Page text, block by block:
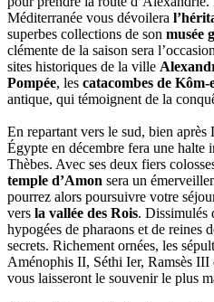
Méditerranée vous dévoilera
superbes collections de son musée
clémente de la saison sera
sites historiques de la ville
Pompée, les catacombes de
antique, qui témoignent de la
En repartant vers le sud, bien
Égypte en décembre fera une halte
Thèbes. Avec ses deux fiers
temple d’Amon sera un
pourrez alors poursuivre votre
vers la vallée des Rois. Dissimulés
hypogées de pharaons et de reines
secrets. Richement ornées, les
Aménophis II, Séthi Ier, Ramsès III
vous laisseront le souvenir le plus